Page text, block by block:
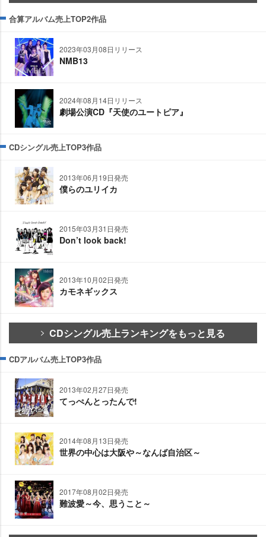
合算アルバム売上TOP2作品
2023年03月08日リリース
NMB13
2024年08月14日リリース
劇場公演CD『天使のユートピア』
CDシングル売上TOP3作品
2013年06月19日発売
僕らのユリイカ
2015年03月31日発売
Don’t look back!
2013年10月02日発売
カモネギックス
CDシングル売上ランキングをもっと見る
CDアルバム売上TOP3作品
2013年02月27日発売
てっぺんとったんで!
2014年08月13日発売
世界の中心は大阪や～なんば自治区～
2017年08月02日発売
難波愛～今、思うこと～